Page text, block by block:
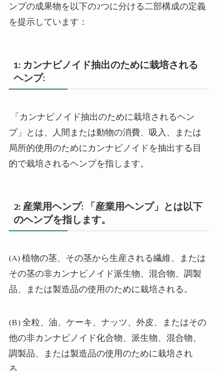
ンプの成果物を以下の2つに分ける二部構成の定義
を提示しています：
1: カンナビノイド抽出のために栽培される
ヘンプ:
「カンナビノイド抽出のために栽培されるヘン
プ」とは、人間または動物の消費、吸入、または
局所的使用のためにカンナビノイドを抽出する目
的で栽培されるヘンプを指します。
2: 産業用ヘンプ:
「産業用ヘンプ」とは以下
のヘンプを指します。
(A)植物の茎、その茎から生産される繊維、または
その茎の非カンナビノイド派生物、混合物、調製
品、または製造品の使用のために栽培される。
(B)全粒、油、ケーキ、ナッツ、外皮、またはその
他の非カンナビノイド化合物、派生物、混合物、
調製品、または製造品の使用のために栽培され
る。